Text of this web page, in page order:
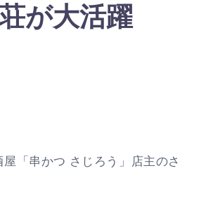
が大活躍
「串かつ さじろう」店主のさ